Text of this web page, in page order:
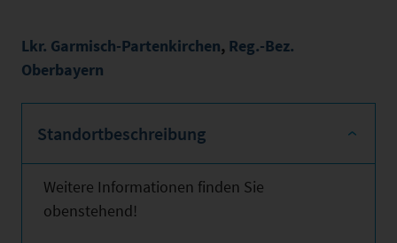
Lkr. Garmisch-Partenkirchen, Reg.-Bez.
Oberbayern
Standortbeschreibung
Weitere Informationen finden Sie
obenstehend!